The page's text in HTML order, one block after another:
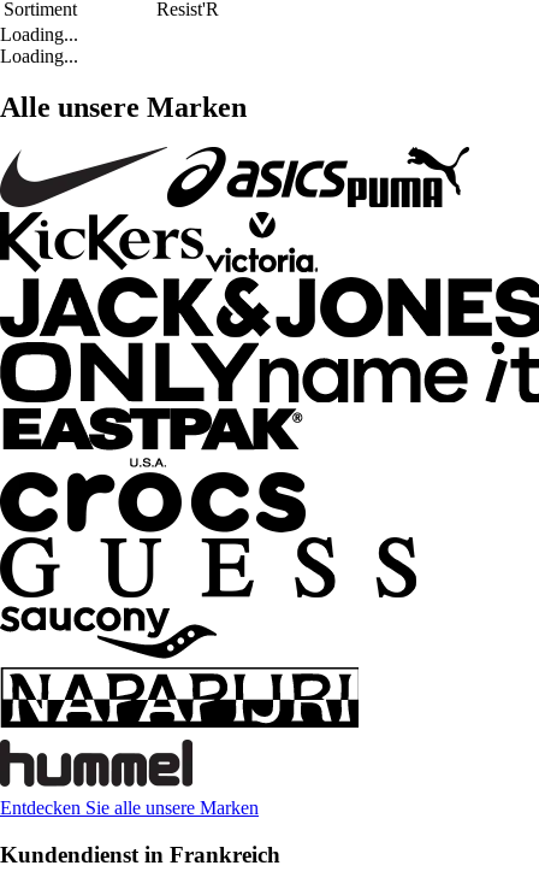
Sortiment
Resist'R
Loading...
Loading...
Alle unsere Marken
Entdecken Sie alle unsere Marken
Kundendienst in Frankreich